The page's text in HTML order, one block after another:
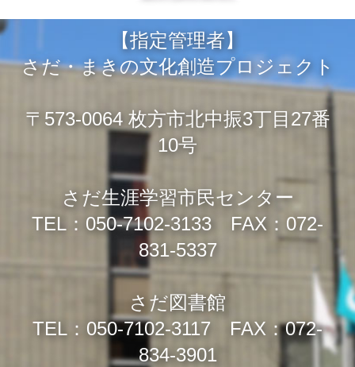
【指定管理者】
さだ・まきの文化創造プロジェクト
〒573-0064 枚方市北中振3丁目27番
10号
さだ生涯学習市民センター
TEL：050-7102-3133 FAX：072-
831-5337
さだ図書館
TEL：050-7102-3117 FAX：072-
834-3901